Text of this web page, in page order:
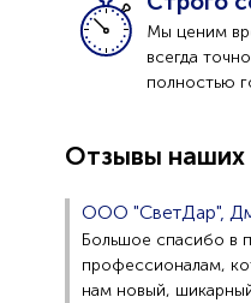
Мы ценим
всегда
полностью
Отзывы наших
ООО "СветДар",
Большое спасибо в
профессионалам,
нам новый,